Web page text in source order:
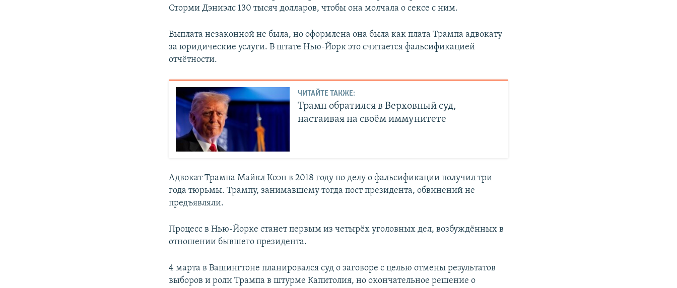
Сторми Дэниэлс 130 тысяч долларов, чтобы она молчала о сексе с ним.
Выплата незаконной не была, но оформлена она была как плата Трампа адвокату
за юридические услуги. В штате Нью-Йорк это считается фальсификацией
отчётности.
ЧИТАЙТЕ ТАКЖЕ:
Трамп обратился в Верховный суд,
настаивая на своём иммунитете
Адвокат Трампа Майкл Коэн в 2018 году по делу о фальсификации получил три
года тюрьмы. Трампу, занимавшему тогда пост президента, обвинений не
предъявляли.
Процесс в Нью-Йорке станет первым из четырёх уголовных дел, возбуждённых в
отношении бывшего президента.
4 марта в Вашингтоне планировался суд о заговоре с целью отмены результатов
выборов и роли Трампа в штурме Капитолия, но окончательное решение о